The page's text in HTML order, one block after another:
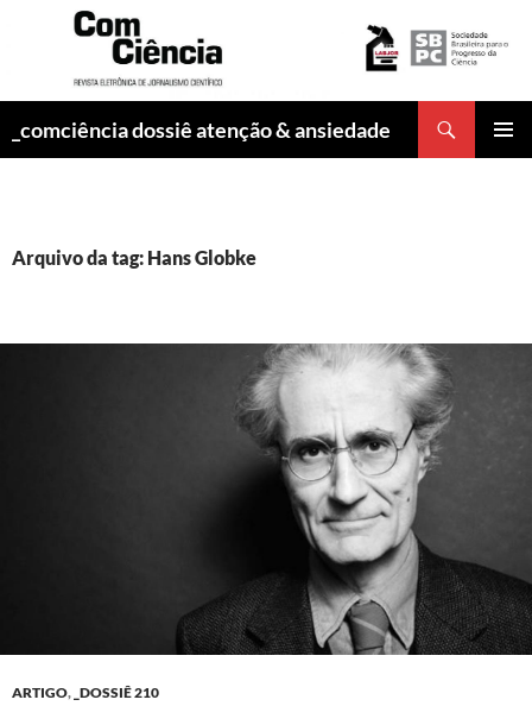
_comciência dossiê atenção & ansiedade
Arquivo da tag: Hans Globke
ARTIGO, _DOSSIÊ 210